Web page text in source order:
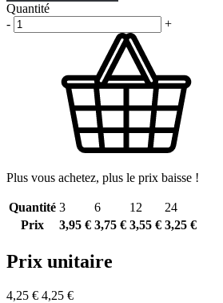
Quantité
-
+
Plus vous achetez, plus le prix baisse !
Quantité 3 6 12
24
Prix
3,95 € 3,75 € 3,55 € 3,25 €
Prix unitaire
4,25 € 4,25 €